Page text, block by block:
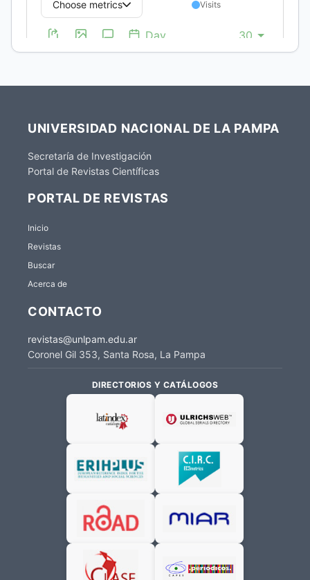
UNIVERSIDAD NACIONAL DE LA PAMPA
Secretaría de Investigación
Portal de Revistas Científicas
PORTAL DE REVISTAS
Inicio
Revistas
Buscar
Acerca de
CONTACTO
revistas@unlpam.edu.ar
Coronel Gil 353, Santa Rosa, La Pampa
DIRECTORIOS Y CATÁLOGOS